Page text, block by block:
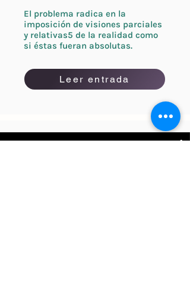
El problema radica en la
imposición de visiones parciales
y relativas5 de la realidad como
si éstas fueran absolutas.
Leer entrada